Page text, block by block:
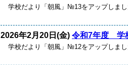
学校だより「朝風」№13をアップしま
2026年2月20日(金) 令和7年度 学
学校だより「朝風」№12をアップしま